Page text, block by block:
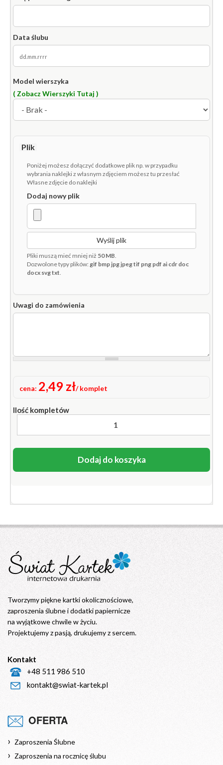
Data ślubu
Model wierszyka
( Zobacz Wierszyki Tutaj )
Plik
Poniżej możesz dołączyć dodatkowe plik np. w przypadku
wybrania naklejki z własnym zdjęciem możesz tu przesłać
Własne zdjęcie do naklejki
Dodaj nowy plik
Wyślij plik
Pliki muszą mieć mniej niż 50 MB
Dozwolone typy plików: gif bmp jpg jpeg tif png pdf ai cdr doc
docx svg txt
Uwagi do zamówienia
cena: 2,49 zł/ komplet
Ilość kompletów
Dodaj do koszyka
Tworzymy piękne kartki okolicznościowe,
zaproszenia ślubne i dodatki papiernicze
na wyjątkowe chwile w życiu.
Projektujemy z pasją, drukujemy z sercem.
Kontakt
+48 511 986 510
kontakt@swiat-kartek.pl
OFERTA
Zaproszenia Ślubne
Zaproszenia na rocznicę ślubu